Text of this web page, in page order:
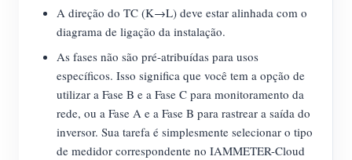
A direção do TC (K→L) deve estar alinhada com o
diagrama de ligação da instalação.
As fases não são pré-atribuídas para usos
específicos. Isso significa que você tem a opção de
utilizar a Fase B e a Fase C para monitoramento da
rede, ou a Fase A e a Fase B para rastrear a saída do
inversor. Sua tarefa é simplesmente selecionar o tipo
de medidor correspondente no IAMMETER-Cloud